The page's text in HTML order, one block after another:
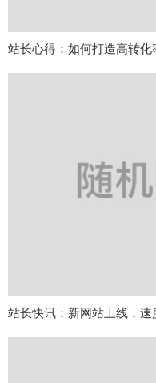
站长心得：如何打造高转化
站长快讯：新网站上线，